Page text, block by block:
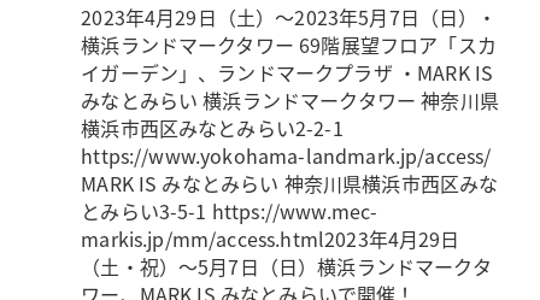
2023年4月29日（土）～2023年5月7日（日）
・
横浜ランドマークタワー 69階展望フロア「スカ
イガーデン」、ランドマークプラザ ・MARK IS
みなとみらい 横浜ランドマークタワー 神奈川県
横浜市西区みなとみらい2-2-1
https://www.yokohama-landmark.jp/access/
MARK IS みなとみらい 神奈川県横浜市西区みな
とみらい3-5-1 https://www.mec-
markis.jp/mm/access.html2023年4月29日
（土・祝）～5月7日（日）横浜ランドマークタ
ワー、MARK IS みなとみらいで開催！